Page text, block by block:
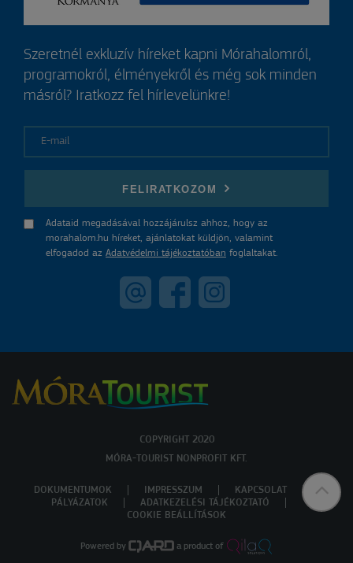
Szeretnél exkluzív híreket kapni Mórahalomról,
programokról, élményekről és még sok minden
másról? Iratkozz fel hírlevelünkre!
FELIRATKOZOM
Adataid megadásával hozzájárulsz ahhoz, hogy az
morahalom.hu híreket, ajánlatokat küldjön, valamint
elfogadod az Adatvédelmi tájékoztatóban foglaltakat.
COPYRIGHT 2020
MÓRA-TOURIST NONPROFIT KFT.
DOKUMENTUMOK IMPRESSZUM
KAPCSOLAT
PÁLYÁZATOK
ADATKEZELÉSI TÁJÉKOZTATÓ
COOKIE BEÁLLÍTÁSOK
Powered by a product of